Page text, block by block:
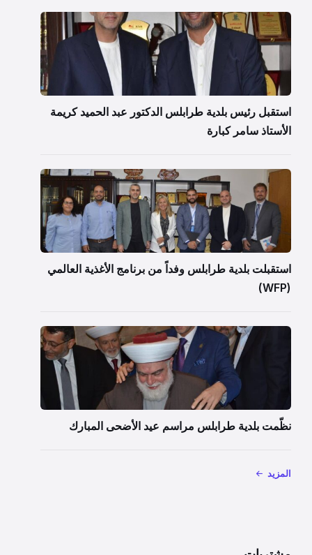
استقبل رئيس بلدية طرابلس الدكتور عبد الحميد كريمة
الأستاذ سامر كبارة
استقبلت بلدية طرابلس وفداً من برنامج الأغذية العالمي
(WFP)
نظّمت بلدية طرابلس مراسم عيد الأضحى المبارك
المزيد